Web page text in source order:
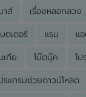
าส์ เรื่องหลอกลวง
ตเตอรี่ แรม แ
เกีย โน๊ตบุ๊ค โป
รแกรมช่วยดาวน์โหลด